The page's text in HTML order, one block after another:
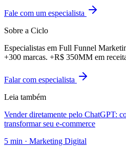
Fale com um especialista
Sobre a Ciclo
Especialistas em Full Funnel
+300 marcas. +R$ 350MM em
Falar com especialista
Leia também
Vender diretamente pelo ChatGPT:
transformar seu e-commerce
5 min · Marketing Digital